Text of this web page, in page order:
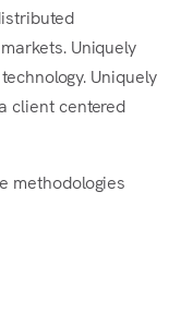
Uniquely
Uniquely
client centered
methodologies